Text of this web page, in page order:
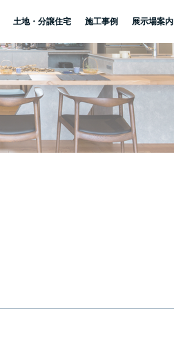
土地・分譲住宅 施工事例 展示場案内